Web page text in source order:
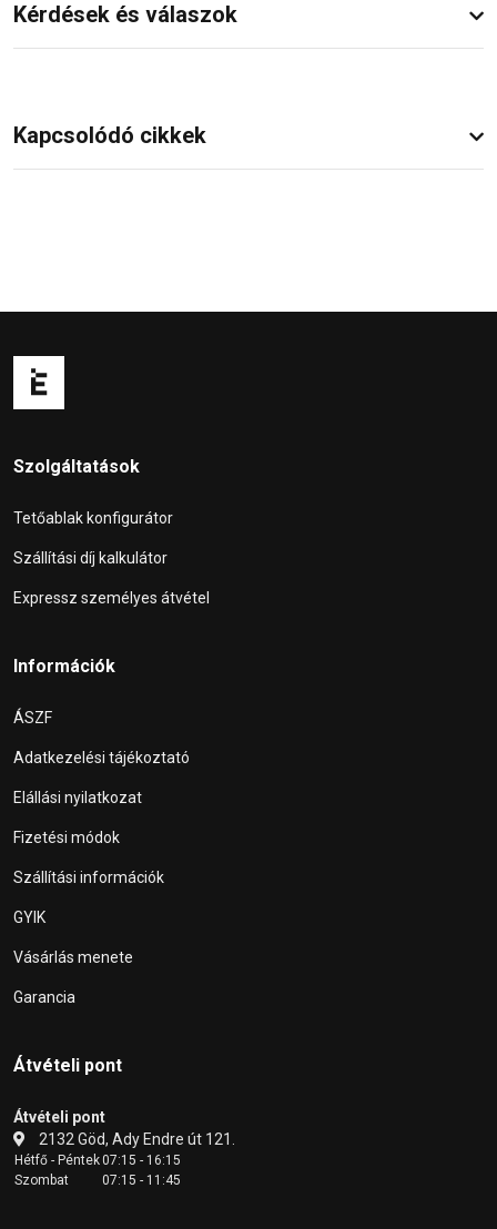
Kérdések és válaszok
Kapcsolódó cikkek
Szolgáltatások
Tetőablak konfigurátor
Szállítási díj kalkulátor
Expressz személyes átvétel
Információk
ÁSZF
Adatkezelési tájékoztató
Elállási nyilatkozat
Fizetési módok
Szállítási információk
GYIK
Vásárlás menete
Garancia
Átvételi pont
Átvételi pont
2132 Göd, Ady Endre út 121.
Hétfő - Péntek07:15 - 16:15
Szombat
07:15 - 11:45